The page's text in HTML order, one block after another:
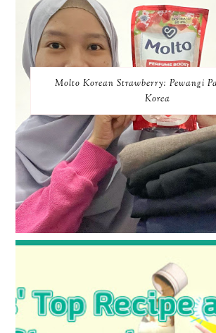
Molto Korean Strawberry: Pewangi
Korea